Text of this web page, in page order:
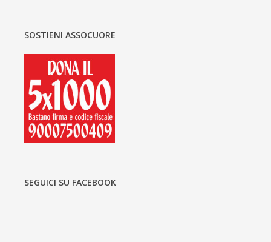
SOSTIENI ASSOCUORE
SEGUICI SU FACEBOOK